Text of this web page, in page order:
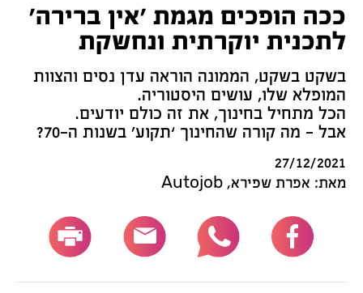
ככה הופכים מגמת 'אין ברירה'
לתכנית יוקרתית ונחשקת
בשקט בשקט, הממונה הוראה עדן נסים והצוות
המופלא שלו, עושים היסטוריה.
הכל מתחיל בחינוך, את זה כולם יודעים.
אבל – מה קורה שהחינוך ‘תקוע’ בשנות ה-70?
27/12/2021
מאת: אפרת שפירא, Autojob